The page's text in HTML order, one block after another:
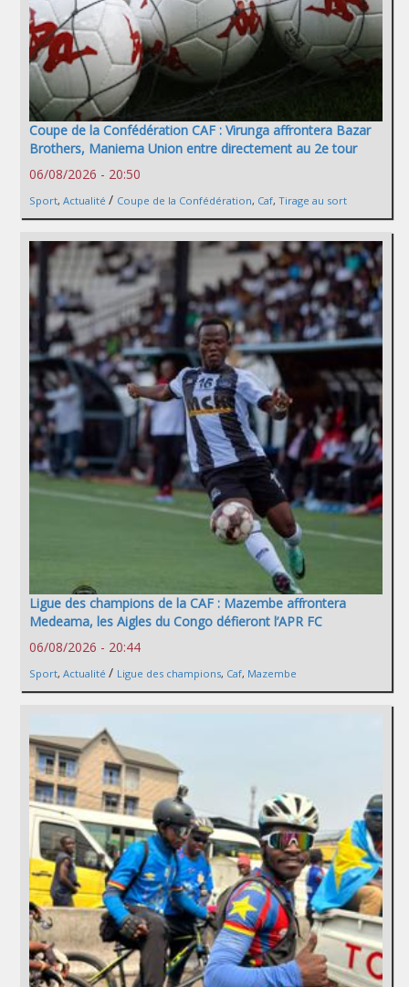
Coupe de la Confédération CAF : Virunga affrontera Bazar
Brothers, Maniema Union entre directement au 2e tour
06/08/2026 - 20:50
Sport, Actualité / Coupe de la Confédération, Caf, Tirage au sort
Ligue des champions de la CAF : Mazembe affrontera
Medeama, les Aigles du Congo défieront l’APR FC
06/08/2026 - 20:44
Sport, Actualité / Ligue des champions, Caf, Mazembe